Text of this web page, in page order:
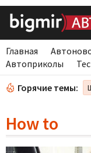
Главная
Автоприколы
Горячие темы:
How to